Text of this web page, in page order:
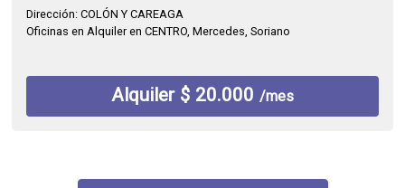
Dirección: COLÓN Y CAREAGA
Oficinas en Alquiler en CENTRO, Mercedes, Soriano
Alquiler $ 20.000 /mes